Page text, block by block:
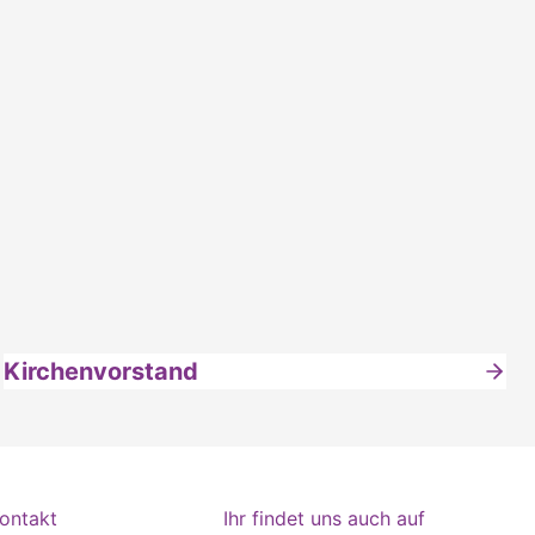
Kirchenvorstand
Ihr findet uns auch auf